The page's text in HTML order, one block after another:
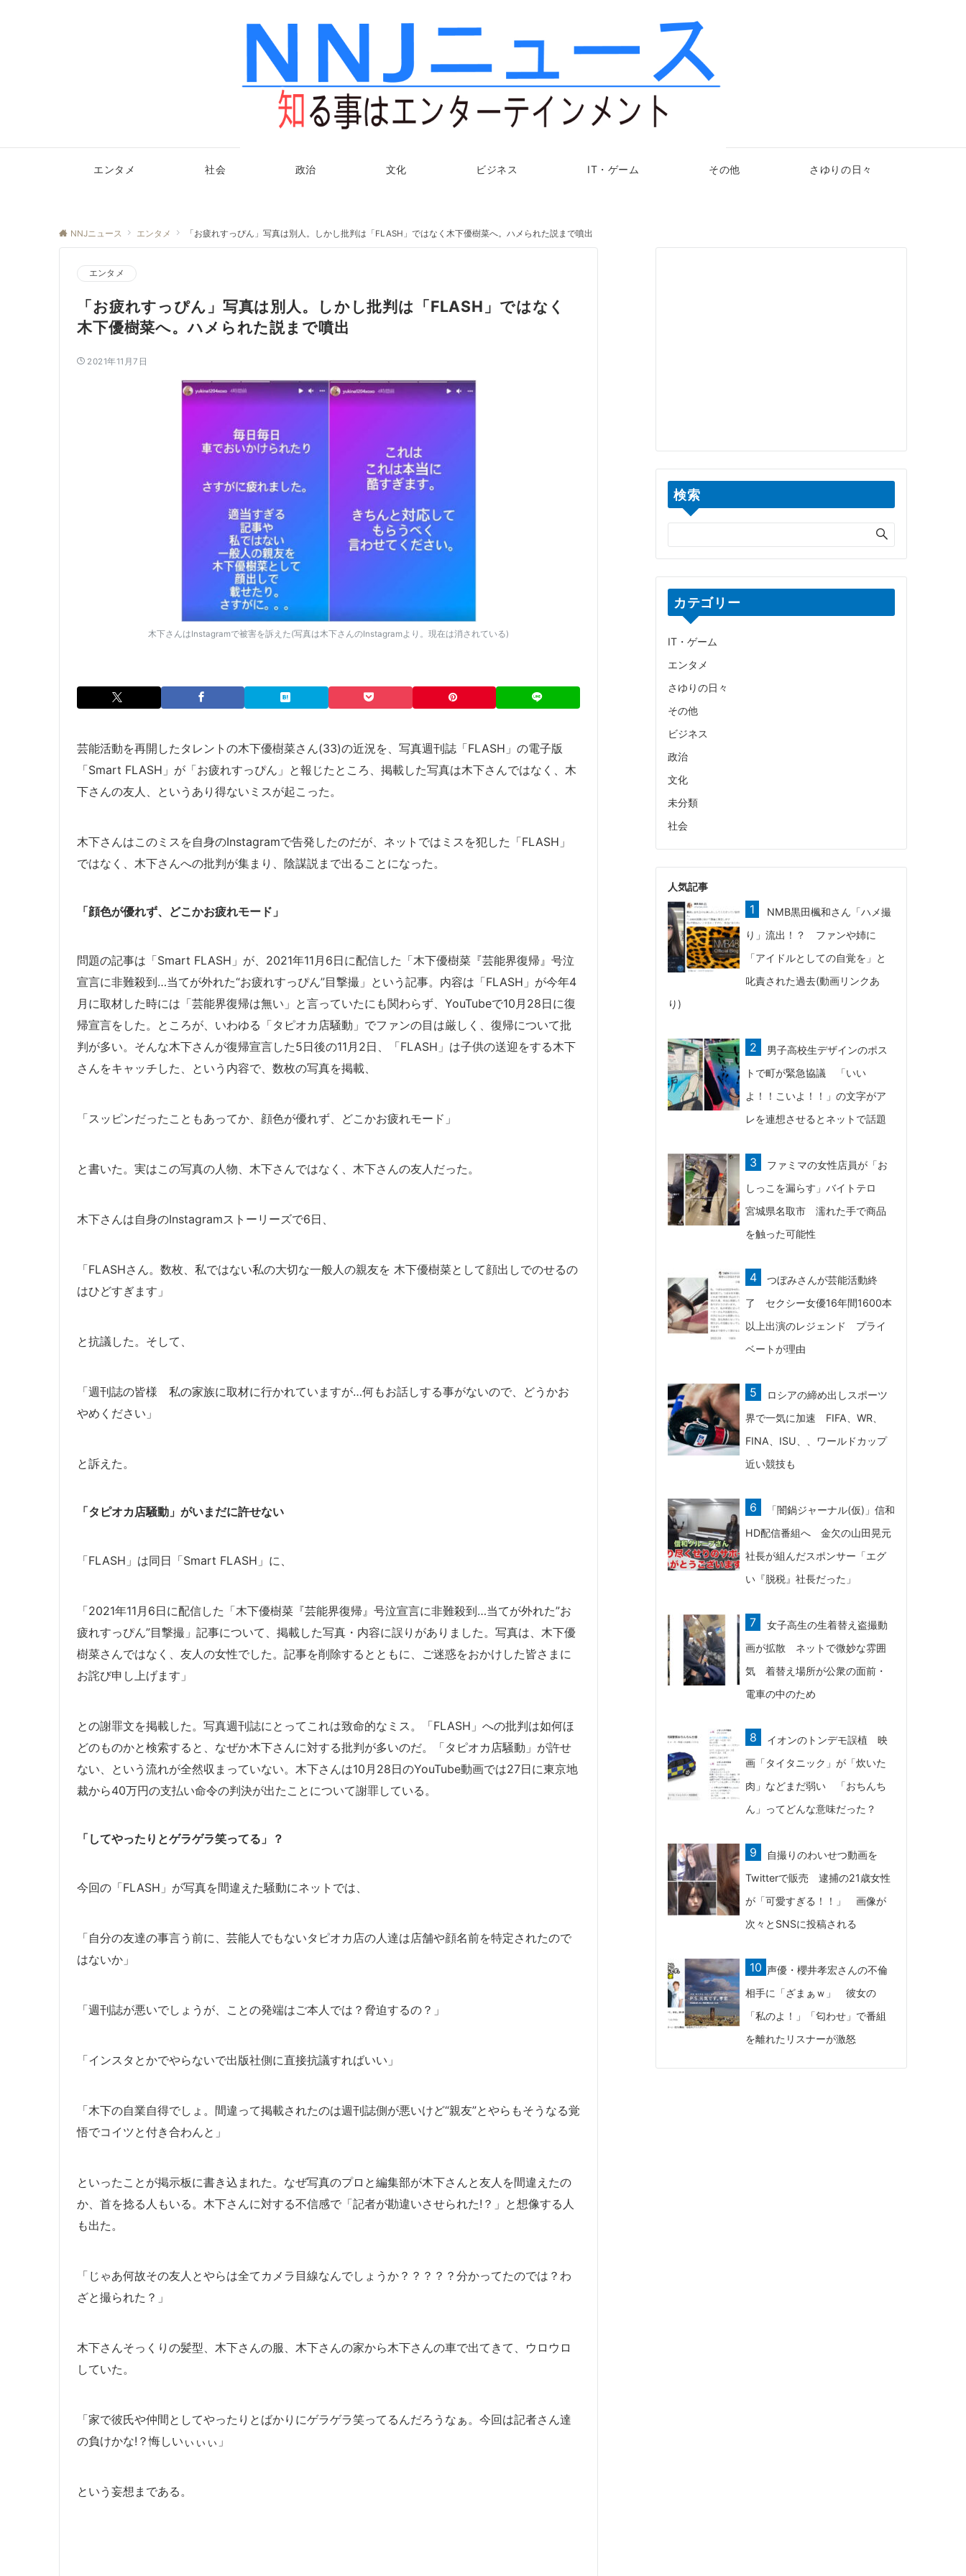
エンタメ 社会 政治 文化 ビジネス IT・ゲーム その他 さゆりの日々
NNJニュース エンタメ 「お疲れすっぴん」写真は別人。しかし批判は「FLASH」ではなく木下優樹菜へ。ハメられた説まで噴出
エンタメ
「お疲れすっぴん」写真は別人。しかし批判は「FLASH」ではなく
木下優樹菜へ。ハメられた説まで噴出
2021年11月7日
木下さんはInstagramで被害を訴えた(写真は木下さんのInstagramより。現在は消されている)
芸能活動を再開したタレントの木下優樹菜さん(33)の近況を、写真週刊誌「FLASH」の電子版
「Smart FLASH」が「お疲れすっぴん」と報じたところ、掲載した写真は木下さんではなく、木
下さんの友人、というあり得ないミスが起こった。
木下さんはこのミスを自身のInstagramで告発したのだが、ネットではミスを犯した「FLASH」
ではなく、木下さんへの批判が集まり、陰謀説まで出ることになった。
「顔色が優れず、どこかお疲れモード」
問題の記事は「Smart FLASH」が、2021年11月6日に配信した「木下優樹菜『芸能界復帰』号泣
宣言に非難殺到…当てが外れた“お疲れすっぴん”目撃撮」という記事。内容は「FLASH」が今年4
月に取材した時には「芸能界復帰は無い」と言っていたにも関わらず、YouTubeで10月28日に復
帰宣言をした。ところが、いわゆる「タピオカ店騒動」でファンの目は厳しく、復帰について批
判が多い。そんな木下さんが復帰宣言した5日後の11月2日、「FLASH」は子供の送迎をする木下
さんをキャッチした、という内容で、数枚の写真を掲載、
「スッピンだったこともあってか、顔色が優れず、どこかお疲れモード」
と書いた。実はこの写真の人物、木下さんではなく、木下さんの友人だった。
木下さんは自身のInstagramストーリーズで6日、
「FLASHさん。数枚、私ではない私の大切な一般人の親友を 木下優樹菜として顔出しでのせるの
はひどすぎます」
と抗議した。そして、
「週刊誌の皆様 私の家族に取材に行かれていますが…何もお話しする事がないので、どうかお
やめください」
と訴えた。
「タピオカ店騒動」がいまだに許せない
「FLASH」は同日「Smart FLASH」に、
「2021年11月6日に配信した「木下優樹菜『芸能界復帰』号泣宣言に非難殺到…当てが外れた”お
疲れすっぴん”目撃撮」記事について、掲載した写真・内容に誤りがありました。写真は、木下優
樹菜さんではなく、友人の女性でした。記事を削除するとともに、ご迷惑をおかけした皆さまに
お詫び申し上げます」
との謝罪文を掲載した。写真週刊誌にとってこれは致命的なミス。「FLASH」への批判は如何ほ
どのものかと検索すると、なぜか木下さんに対する批判が多いのだ。「タピオカ店騒動」が許せ
ない、という流れが全然収まっていない。木下さんは10月28日のYouTube動画では27日に東京地
裁から40万円の支払い命令の判決が出たことについて謝罪している。
「してやったりとゲラゲラ笑ってる」？
今回の「FLASH」が写真を間違えた騒動にネットでは、
「自分の友達の事言う前に、芸能人でもないタピオカ店の人達は店舗や顔名前を特定されたので
はないか」
「週刊誌が悪いでしょうが、ことの発端はご本人では？脅迫するの？」
「インスタとかでやらないで出版社側に直接抗議すればいい」
「木下の自業自得でしょ。間違って掲載されたのは週刊誌側が悪いけど“親友”とやらもそうなる覚
悟でコイツと付き合わんと」
といったことが掲示板に書き込まれた。なぜ写真のプロと編集部が木下さんと友人を間違えたの
か、首を捻る人もいる。木下さんに対する不信感で「記者が勘違いさせられた!？」と想像する人
も出た。
「じゃあ何故その友人とやらは全てカメラ目線なんでしょうか？？？？？分かってたのでは？わ
ざと撮られた？」
木下さんそっくりの髪型、木下さんの服、木下さんの家から木下さんの車で出てきて、ウロウロ
していた。
「家で彼氏や仲間としてやったりとばかりにゲラゲラ笑ってるんだろうなぁ。今回は記者さん達
の負けかな!？悔しいぃぃぃ」
という妄想まである。
検索
カテゴリー
IT・ゲーム
エンタメ
さゆりの日々
その他
ビジネス
政治
文化
未分類
社会
人気記事
NMB黒田楓和さん「ハメ撮
り」流出！？ ファンや姉に
「アイドルとしての自覚を」と
叱責された過去(動画リンクあ
り)
男子高校生デザインのポス
トで町が緊急協議 「いい
よ！！こいよ！！」の文字がア
レを連想させるとネットで話題
ファミマの女性店員が「お
しっこを漏らす」バイトテロ
宮城県名取市 濡れた手で商品
を触った可能性
つぼみさんが芸能活動終
了 セクシー女優16年間1600本
以上出演のレジェンド プライ
ベートが理由
ロシアの締め出しスポーツ
界で一気に加速 FIFA、WR、
FINA、ISU、、ワールドカップ
近い競技も
「闇鍋ジャーナル(仮)」信和
HD配信番組へ 金欠の山田晃元
社長が組んだスポンサー「エグ
い『脱税』社長だった」
女子高生の生着替え盗撮動
画が拡散 ネットで微妙な雰囲
気 着替え場所が公衆の面前・
電車の中のため
イオンのトンデモ誤植 映
画「タイタニック」が「炊いた
肉」などまだ弱い 「おちんち
ん」ってどんな意味だった？
自撮りのわいせつ動画を
Twitterで販売 逮捕の21歳女性
が「可愛すぎる！！」 画像が
次々とSNSに投稿される
声優・櫻井孝宏さんの不倫
相手に「ざまぁｗ」 彼女の
「私のよ！」「匂わせ」で番組
を離れたリスナーが激怒